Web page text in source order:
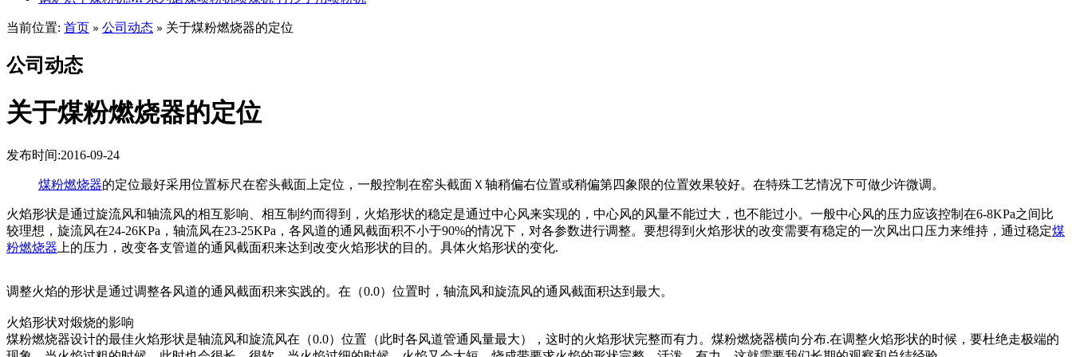
当前位置: 首页 » 公司动态 » 关于煤粉燃烧器的定位
公司动态
关于煤粉燃烧器的定位
发布时间:2016-09-24
煤粉燃烧器的定位最好采用位置标尺在窑头截面上定位，一般控制在窑头截面Ｘ轴稍偏右位置或稍偏第四象限的位置效果较好。在特殊工艺情况下可做少许微调。
火焰形状是通过旋流风和轴流风的相互影响、相互制约而得到，火焰形状的稳定是通过中心风来实现的，中心风的风量不能过大，也不能过小。一般中心风的压力应该控制在6-8KPa之间比
较理想，旋流风在24-26KPa，轴流风在23-25KPa，各风道的通风截面积不小于90%的情况下，对各参数进行调整。要想得到火焰形状的改变需要有稳定的一次风出口压力来维持，通过稳定煤
粉燃烧器 上的压力，改变各支管道的通风截面积来达到改变火焰形状的目的。具体火焰形状的变化.
调整火焰的形状是通过调整各风道的通风截面积来实践的。在（0.0）位置时，轴流风和旋流风的通风截面积达到最大。
火焰形状对煅烧的影响
煤粉燃烧器设计的最佳火焰形状是轴流风和旋流风在（0.0）位置（此时各风道管通风量最大），这时的火焰形状完整而有力。煤粉燃烧器横向分布.在调整火焰形状的时候，要杜绝走极端的